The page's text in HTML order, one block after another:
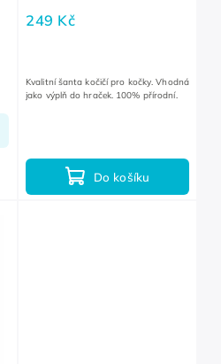
249 Kč
Do košíku
Kvalitní šanta kočičí pro kočky. Vhodná
jako výplň do hraček. 100% přírodní.